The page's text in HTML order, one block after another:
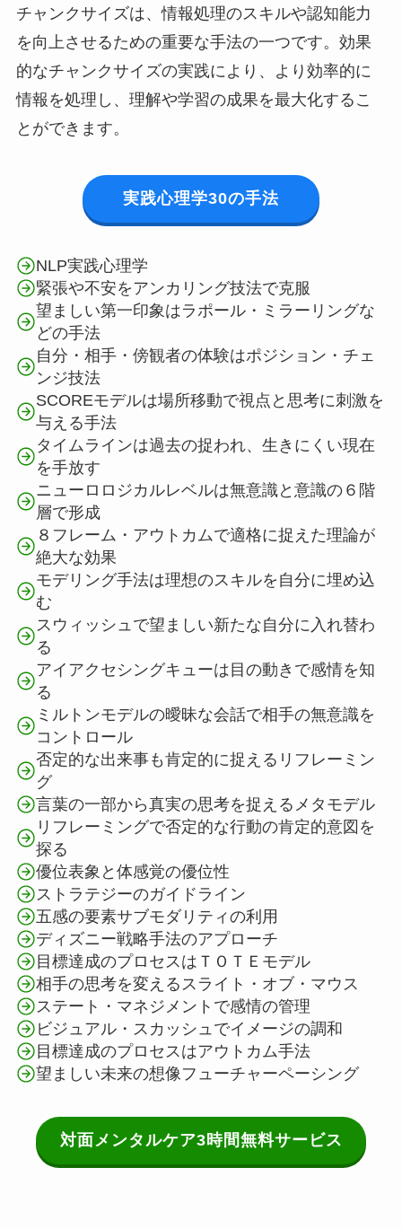
チャンクサイズは、情報処理のスキルや認知能力
を向上させるための重要な手法の一つです。効果
的なチャンクサイズの実践により、より効率的に
情報を処理し、理解や学習の成果を最大化するこ
とができます。
実践心理学30の手法
NLP実践心理学
緊張や不安をアンカリング技法で克服
望ましい第一印象はラポール・ミラーリングな
どの手法
自分・相手・傍観者の体験はポジション・チェ
ンジ技法
SCOREモデルは場所移動で視点と思考に刺激を
与える手法
タイムラインは過去の捉われ、生きにくい現在
を手放す
ニューロロジカルレベルは無意識と意識の６階
層で形成
８フレーム・アウトカムで適格に捉えた理論が
絶大な効果
モデリング手法は理想のスキルを自分に埋め込
む
スウィッシュで望ましい新たな自分に入れ替わ
る
アイアクセシングキューは目の動きで感情を知
る
ミルトンモデルの曖昧な会話で相手の無意識を
コントロール
否定的な出来事も肯定的に捉えるリフレーミン
グ
言葉の一部から真実の思考を捉えるメタモデル
リフレーミングで否定的な行動の肯定的意図を
探る
優位表象と体感覚の優位性
ストラテジーのガイドライン
五感の要素サブモダリティの利用
ディズニー戦略手法のアプローチ
目標達成のプロセスはＴＯＴＥモデル
相手の思考を変えるスライト・オブ・マウス
ステート・マネジメントで感情の管理
ビジュアル・スカッシュでイメージの調和
目標達成のプロセスはアウトカム手法
望ましい未来の想像フューチャーペーシング
対面メンタルケア3時間無料サービス